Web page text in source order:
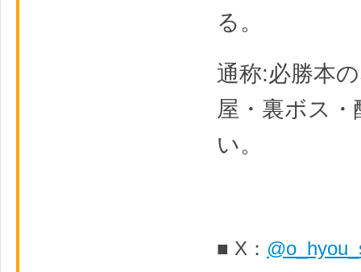
る。
通称:必勝本
屋・裏ボス・
い。
■ X：